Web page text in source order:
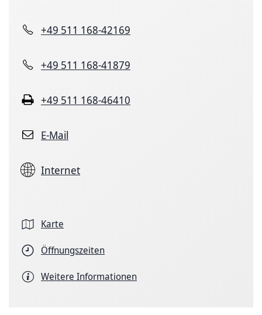
+49 511 168-42169
+49 511 168-41879
+49 511 168-46410
E-Mail
Internet
Karte
Öffnungszeiten
Weitere Informationen